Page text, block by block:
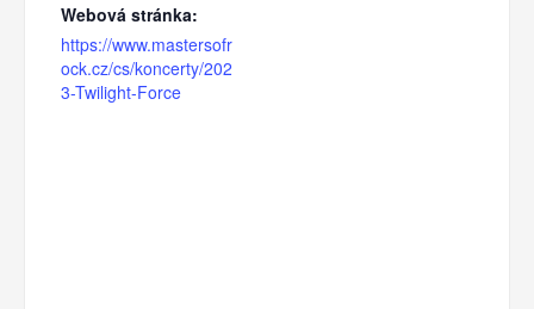
Webová stránka:
https://www.mastersofr
ock.cz/cs/koncerty/202
3-Twilight-Force